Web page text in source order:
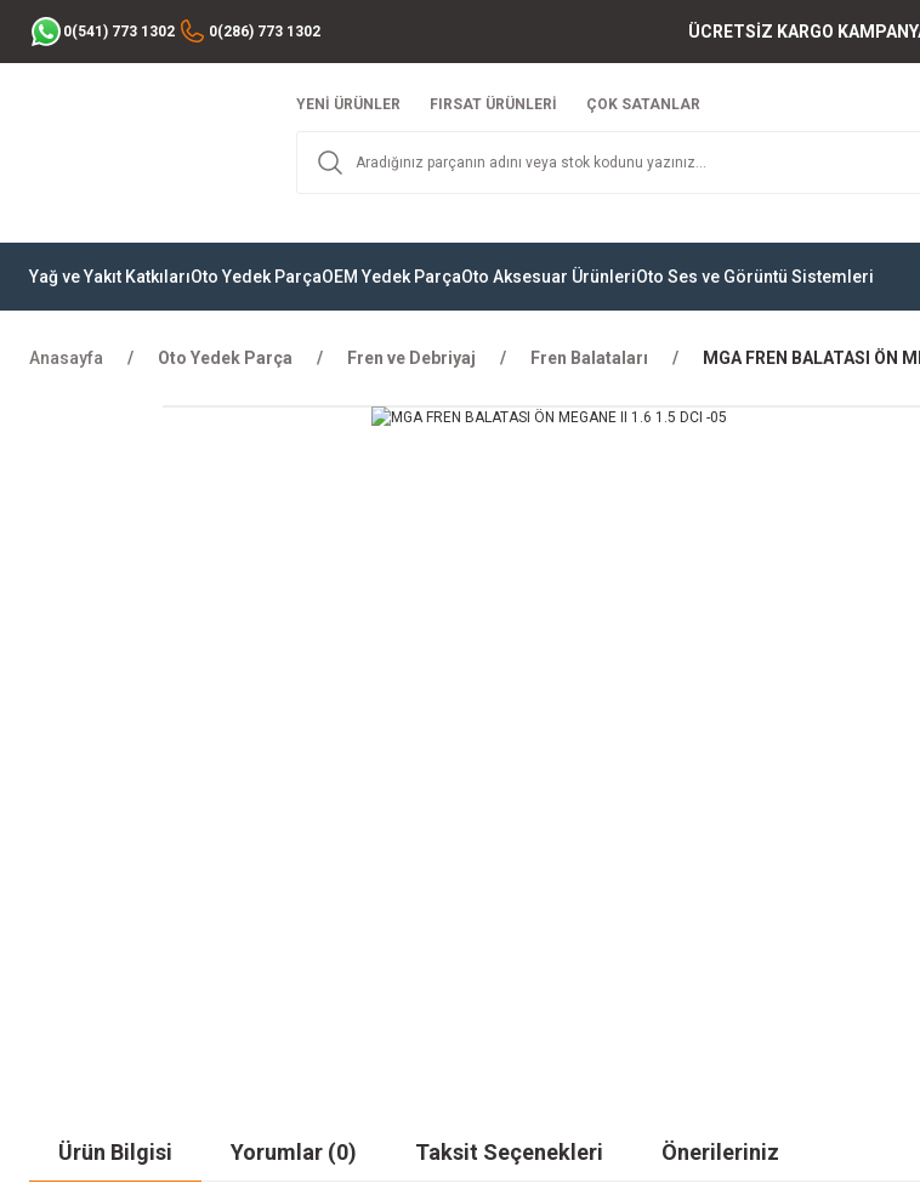
0(541) 773 1302 0(286) 773 1302 ÜCRETSİZ KARGO
YENİ ÜRÜNLER FIRSAT ÜRÜNLERİ ÇOK SATANLAR
Yağ ve Yakıt KatkılarıOto Yedek ParçaOEM Yedek ParçaOto Aksesuar ÜrünleriOto Ses ve Görüntü Sistemleri
Anasayfa Oto Yedek Parça Fren ve Debriyaj Fren Balataları MGA FREN BALATASI ÖN
Ürün Bilgisi Yorumlar (0) Taksit Seçenekleri Önerileriniz